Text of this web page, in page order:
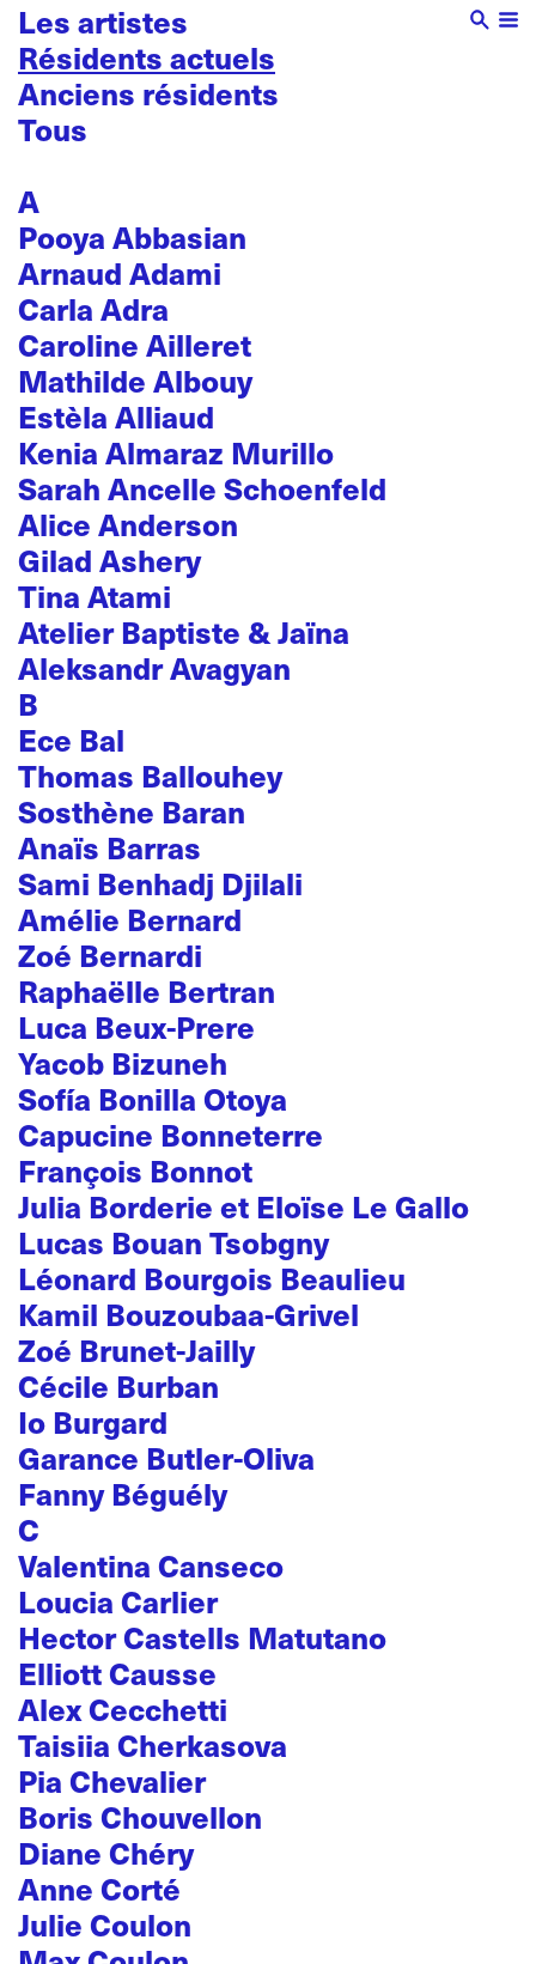
Les artistes
Résidents actuels
Anciens résidents
Tous
A
Pooya Abbasian
Arnaud Adami
Carla Adra
Caroline Ailleret
Mathilde Albouy
Estèla Alliaud
Kenia Almaraz Murillo
Sarah Ancelle Schoenfeld
Alice Anderson
Gilad Ashery
Tina Atami
Atelier Baptiste & Jaïna
Aleksandr Avagyan
B
Ece Bal
Thomas Ballouhey
Sosthène Baran
Anaïs Barras
Sami Benhadj Djilali
Amélie Bernard
Zoé Bernardi
Raphaëlle Bertran
Luca Beux-Prere
Yacob Bizuneh
Sofía Bonilla Otoya
Capucine Bonneterre
François Bonnot
Julia Borderie et Eloïse Le Gallo
Lucas Bouan Tsobgny
Léonard Bourgois Beaulieu
Kamil Bouzoubaa-Grivel
Zoé Brunet-Jailly
Cécile Burban
Io Burgard
Garance Butler-Oliva
Fanny Béguély
C
Valentina Canseco
Loucia Carlier
Hector Castells Matutano
Elliott Causse
Alex Cecchetti
Taisiia Cherkasova
Pia Chevalier
Boris Chouvellon
Diane Chéry
Anne Corté
Julie Coulon